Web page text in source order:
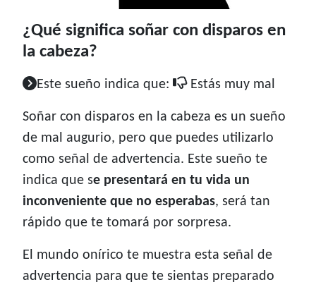
¿Qué significa soñar con disparos en
la cabeza?
Este sueño indica que: Estás muy mal
Soñar con disparos en la cabeza es un sueño
de mal augurio, pero que puedes utilizarlo
como señal de advertencia. Este sueño te
indica que se presentará en tu vida un
inconveniente que no esperabas, será tan
rápido que te tomará por sorpresa.
El mundo onírico te muestra esta señal de
advertencia para que te sientas preparado